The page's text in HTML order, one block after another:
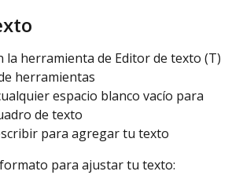
la herramienta de Editor de texto (T)
herramientas
espacio blanco vacío para
de texto
para agregar tu texto
para ajustar tu texto: